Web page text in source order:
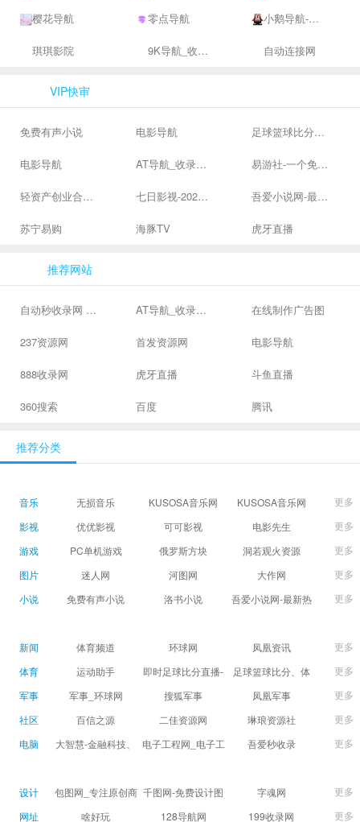
樱花导航 零点导航 小鹅导航-网站收录-自动收录网-网址收录-自动秒收录
琪琪影院 9K导航_收录网-网址收录-网址导航-收录网站-自助广告系统 自动连接网
VIP快审
免费有声小说 电影导航 足球篮球比分、体育赛果直播|让足球滚一会
电影导航 AT导航_收录网_免费收录网站_自动收录网_秒收录 易游社-一个免费二次元游戏分享社区
轻资产创业合集、私域引流服务、抖音有效粉丝 七日影视-2024全网高清电影大全-最新最全最好看的电影电视剧网站 - 七日影视 吾爱小说网-最新热门免费小说阅读
苏宁易购 海豚TV 虎牙直播
推荐网站
自动秒收录网 - 自动秒收录-网站收录-收录网站-网址收录-秒收录 AT导航_收录网_免费收录网站_自动收录网_秒收录 在线制作广告图
237资源网 首发资源网 电影导航
888收录网 虎牙直播 斗鱼直播
360搜索 百度 腾讯
推荐分类
音乐 无损音乐 KUSOSA音乐网 KUSOSA音乐网
更多
影视
优优影视 可可影视 电影先生
更多
游戏
PC单机游戏 俄罗斯方块 洞若观火资源
更多
图片
迷人网 河图网 大作网
更多
小说
免费有声小说 洛书小说
吾爱小说网-最新热
更多
新闻 体育频道 环球网 凤凰资讯
更多
体育
运动助手
即时足球比分直播-
精准赛程赛果及角
足球篮球比分、体
育赛果直播|让足球
更多
军事
军事_环球网 搜狐军事 凤凰军事
更多
社区
百信之源 二佳资源网 琳琅资源社
更多
电脑
大智慧-金融科技、
电子工程网_电子工
吾爱秒收录
更多
设计
包图网_专注原创商
用设计图片下载，
千图网-免费设计图
片素材网站-正版商
字魂网
更多
网址
啥好玩 128导航网 199收录网
更多